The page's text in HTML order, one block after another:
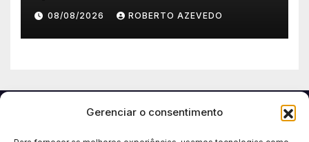
Gerenciar o consentimento
08/08/2026 ROBERTO AZEVEDO